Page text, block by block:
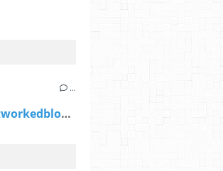
…
http://networkedblogs.com/Mri4d